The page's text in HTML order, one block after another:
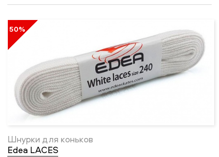
50%
Шнурки для коньков
Edea LACES